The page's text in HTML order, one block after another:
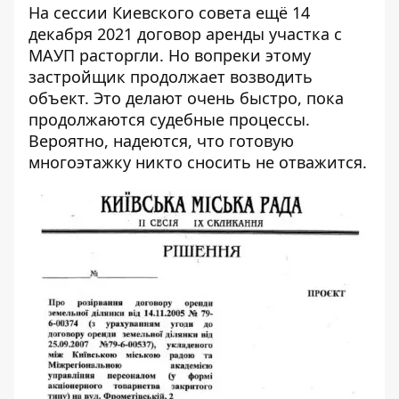
На сессии Киевского совета ещё 14
декабря 2021 договор аренды участка с
МАУП расторгли. Но вопреки этому
застройщик продолжает возводить
объект. Это делают очень быстро, пока
продолжаются судебные процессы.
Вероятно, надеются, что готовую
многоэтажку никто сносить не отважится.